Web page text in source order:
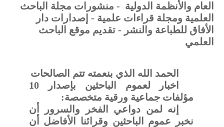
العام والأنظمة الدولية - منشورات مجلة الباحث
العلمية ومجلة قراءات علمية - إصدارات دار
الأفاق للطباعة والنشر - تقديم موقع الباحث
العلمي
الحمد الله الذي بنعمته تتم الصالحات
اخبار لعموم الباحثين بإصدار 10
مؤلفات جماعية ورقية متخصصة:
إنه لمن دواعي الفخر والسرور أن
نخبر عموم الباحثين وقرائنا الأفاضل أن